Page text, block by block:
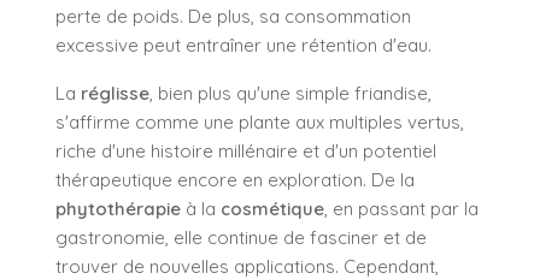
perte de poids. De plus, sa consommation
excessive peut entraîner une rétention d'eau.
La réglisse, bien plus qu'une simple friandise,
s'affirme comme une plante aux multiples vertus,
riche d'une histoire millénaire et d'un potentiel
thérapeutique encore en exploration. De la
phytothérapie à la cosmétique, en passant par la
gastronomie, elle continue de fasciner et de
trouver de nouvelles applications. Cependant,